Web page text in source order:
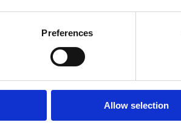
Preferences
Allow selection